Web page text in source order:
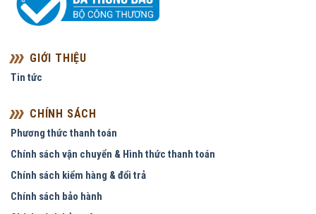
GIỚI THIỆU
Tin tức
CHÍNH SÁCH
Phương thức thanh toán
Chính sách vận chuyển & Hình thức thanh toán
Chính sách kiểm hàng & đổi trả
Chính sách bảo hành